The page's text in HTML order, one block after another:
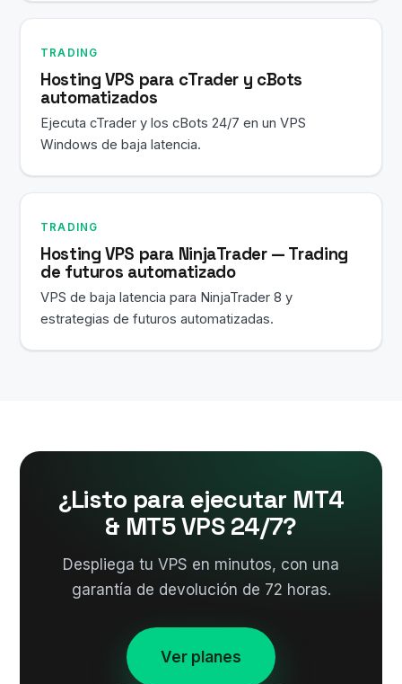
TRADING
Hosting VPS para cTrader y cBots
automatizados
Ejecuta cTrader y los cBots 24/7 en un VPS
Windows de baja latencia.
TRADING
Hosting VPS para NinjaTrader — Trading
de futuros automatizado
VPS de baja latencia para NinjaTrader 8 y
estrategias de futuros automatizadas.
¿Listo para ejecutar MT4
& MT5 VPS 24/7?
Despliega tu VPS en minutos, con una
garantía de devolución de 72 horas.
Ver planes